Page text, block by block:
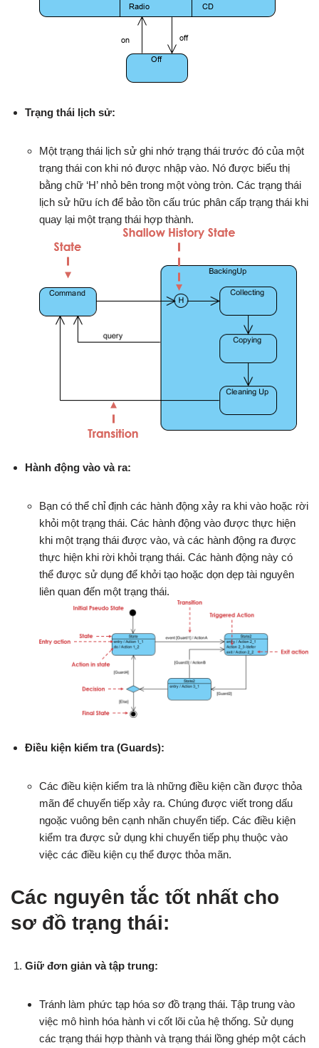
Trạng thái lịch sử:
Một trạng thái lịch sử ghi nhớ trạng thái trước đó của một
trạng thái con khi nó được nhập vào. Nó được biểu thị
bằng chữ ‘H’ nhỏ bên trong một vòng tròn. Các trạng thái
lịch sử hữu ích để bảo tồn cấu trúc phân cấp trạng thái khi
quay lại một trạng thái hợp thành.
Hành động vào và ra:
Bạn có thể chỉ định các hành động xảy ra khi vào hoặc rời
khỏi một trạng thái. Các hành động vào được thực hiện
khi một trạng thái được vào, và các hành động ra được
thực hiện khi rời khỏi trạng thái. Các hành động này có
thể được sử dụng để khởi tạo hoặc dọn dẹp tài nguyên
liên quan đến một trạng thái.
Điều kiện kiểm tra (Guards):
Các điều kiện kiểm tra là những điều kiện cần được thỏa
mãn để chuyển tiếp xảy ra. Chúng được viết trong dấu
ngoặc vuông bên cạnh nhãn chuyển tiếp. Các điều kiện
kiểm tra được sử dụng khi chuyển tiếp phụ thuộc vào
việc các điều kiện cụ thể được thỏa mãn.
Các nguyên tắc tốt nhất cho
sơ đồ trạng thái:
Giữ đơn giản và tập trung:
Tránh làm phức tạp hóa sơ đồ trạng thái. Tập trung vào
việc mô hình hóa hành vi cốt lõi của hệ thống. Sử dụng
các trạng thái hợp thành và trạng thái lồng ghép một cách